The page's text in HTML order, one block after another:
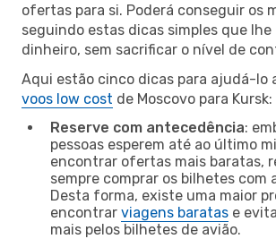
ofertas para si. Poderá conseguir os
seguindo estas dicas simples que lhe
dinheiro, sem sacrificar o nível de
Aqui estão cinco dicas para ajudá-lo
voos low cost de Moscovo para Kursk:
Reserve com antecedência:
pessoas esperem até ao último
encontrar ofertas mais baratas,
sempre comprar os bilhetes com
Desta forma, existe uma maior
encontrar viagens baratas e
mais pelos bilhetes de avião.